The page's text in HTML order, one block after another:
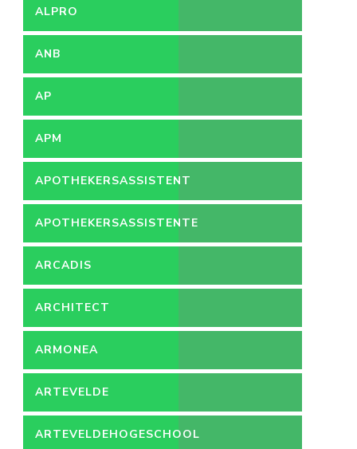
ALPRO
ANB
AP
APM
APOTHEKERSASSISTENT
APOTHEKERSASSISTENTE
ARCADIS
ARCHITECT
ARMONEA
ARTEVELDE
ARTEVELDEHOGESCHOOL